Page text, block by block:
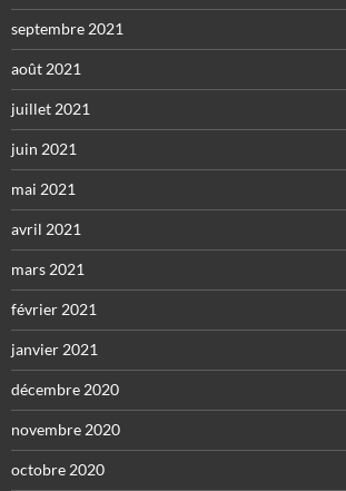
septembre 2021
août 2021
juillet 2021
juin 2021
mai 2021
avril 2021
mars 2021
février 2021
janvier 2021
décembre 2020
novembre 2020
octobre 2020